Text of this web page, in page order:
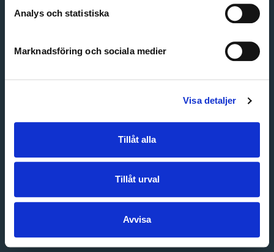
Analys och statistiska
Marknadsföring och sociala medier
Visa detaljer
Tillåt alla
Tillåt urval
Avvisa
Customer service